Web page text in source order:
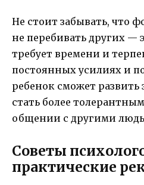
Не стоит забывать, что
не перебивать других —
требует времени и
постоянных усилиях и
ребенок сможет
стать более
общении с другими
Советы
практические